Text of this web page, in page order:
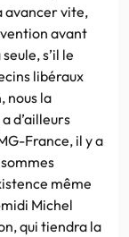
avancer vite,
avant
s’il le
libéraux
nous la
d’ailleurs
France, il y a
même
Michel
qui tiendra la